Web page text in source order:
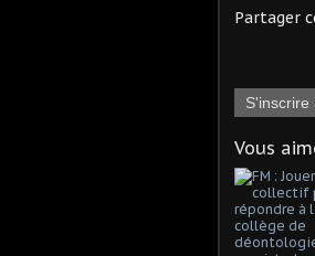
Partager
S'inscrire
Vous